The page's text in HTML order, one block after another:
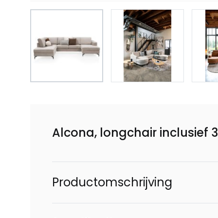
Alcona, longchair inclusief
Productomschrijving